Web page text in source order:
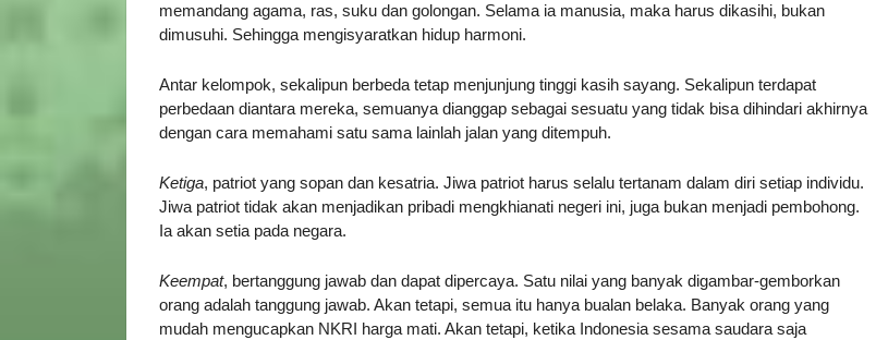
memandang agama, ras, suku dan golongan. Selama ia manusia, maka harus dikasihi, bukan
dimusuhi. Sehingga mengisyaratkan hidup harmoni.
Antar kelompok, sekalipun berbeda tetap menjunjung tinggi kasih sayang. Sekalipun terdapat
perbedaan diantara mereka, semuanya dianggap sebagai sesuatu yang tidak bisa dihindari akhirnya
dengan cara memahami satu sama lainlah jalan yang ditempuh.
Ketiga, patriot yang sopan dan kesatria. Jiwa patriot harus selalu tertanam dalam diri setiap individu.
Jiwa patriot tidak akan menjadikan pribadi mengkhianati negeri ini, juga bukan menjadi pembohong.
Ia akan setia pada negara.
Keempat, bertanggung jawab dan dapat dipercaya. Satu nilai yang banyak digambar-gemborkan
orang adalah tanggung jawab. Akan tetapi, semua itu hanya bualan belaka. Banyak orang yang
mudah mengucapkan NKRI harga mati. Akan tetapi, ketika Indonesia sesama saudara saja